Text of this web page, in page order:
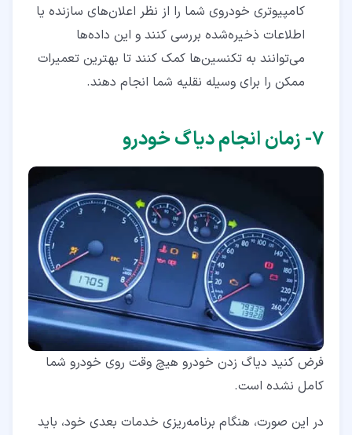
کامپیوتری خودروی شما را از نظر اعلان‌های سازنده یا
اطلاعات ذخیره‌شده بررسی کنند و این داده‌ها
می‌توانند به تکنسین‌ها کمک کنند تا بهترین تعمیرات
ممکن را برای وسیله نقلیه شما انجام دهند.
۷‏- زمان انجام دیاگ خودرو
فرض کنید دیاگ زدن خودرو هیچ وقت روی خودرو شما
کامل نشده است.
در این صورت، هنگام برنامه‌ریزی خدمات بعدی خود، باید